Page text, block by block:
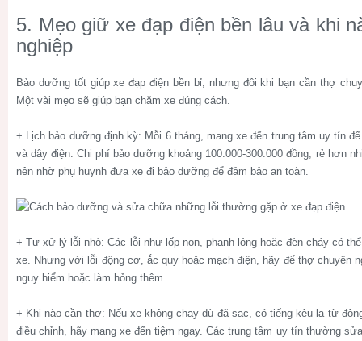
5. Mẹo giữ xe đạp điện bền lâu và khi
nghiệp
Bảo dưỡng tốt giúp xe đạp điện bền bỉ, nhưng đôi khi bạn cần thợ
Một vài mẹo sẽ giúp bạn chăm xe đúng cách.
+ Lịch bảo dưỡng định kỳ: Mỗi 6 tháng, mang xe đến trung tâm uy tín
và dây điện. Chi phí bảo dưỡng khoảng 100.000-300.000 đồng, rẻ hơn
nên nhờ phụ huynh đưa xe đi bảo dưỡng để đảm bảo an toàn.
+ Tự xử lý lỗi nhỏ: Các lỗi như lốp non, phanh lỏng hoặc đèn cháy có
xe. Nhưng với lỗi động cơ, ắc quy hoặc mạch điện, hãy để thợ chuyên
nguy hiểm hoặc làm hỏng thêm.
+ Khi nào cần thợ: Nếu xe không chạy dù đã sạc, có tiếng kêu lạ từ
điều chỉnh, hãy mang xe đến tiệm ngay. Các trung tâm uy tín thường